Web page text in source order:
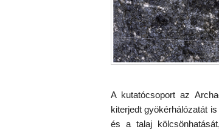
A kutatócsoport az
kiterjedt gyökérhálózatát
és a talaj